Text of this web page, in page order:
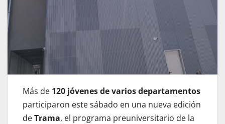
Más de 120 jóvenes de varios departamentos
participaron este sábado en una nueva edición
deTrama, el programa preuniversitario de la